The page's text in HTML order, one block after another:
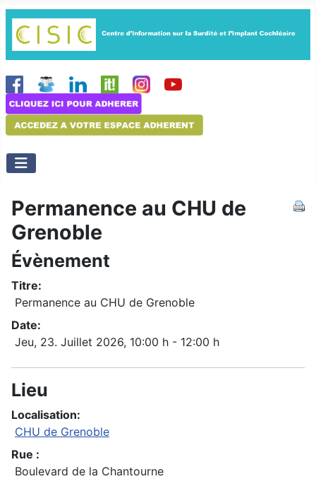
Permanence au CHU de
Grenoble
Évènement
Titre:
Permanence au CHU de Grenoble
Date:
Jeu, 23. Juillet 2026, 10:00 h - 12:00 h
Lieu
Localisation:
CHU de Grenoble
Rue :
Boulevard de la Chantourne